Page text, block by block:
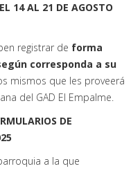
14 AL 21 DE AGOSTO
registrar de forma
corresponda a su
mismos que les proveerá
del GAD El Empalme.
DE
a la que